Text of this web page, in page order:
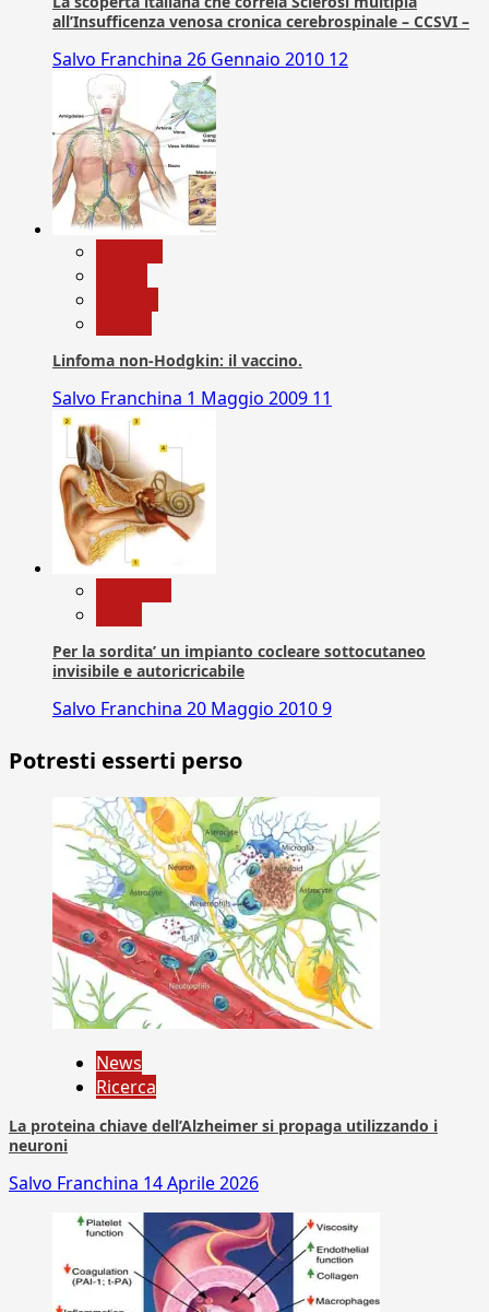
all’Insufficenza venosa cronica cerebrospinale – CCSVI –
Salvo Franchina 26 Gennaio 2010 12
Linfoma non-Hodgkin: il vaccino.
Salvo Franchina 1 Maggio 2009 11
Per la sordita’ un impianto cocleare sottocutaneo
invisibile e autoricricabile
Salvo Franchina 20 Maggio 20109
Potresti esserti perso
News
Ricerca
La proteina chiave dell’Alzheimer si propaga utilizzando i
neuroni
Salvo Franchina 14 Aprile 2026